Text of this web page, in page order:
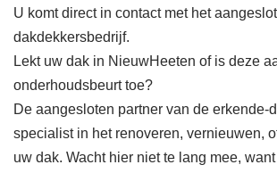
U komt direct in contact met het
dakdekkersbedrijf.
Lekt uw dak in NieuwHeeten of is deze
onderhoudsbeurt toe?
De aangesloten partner van de erkende-
specialist in het renoveren, vernieuwen,
uw dak. Wacht hier niet te lang mee,